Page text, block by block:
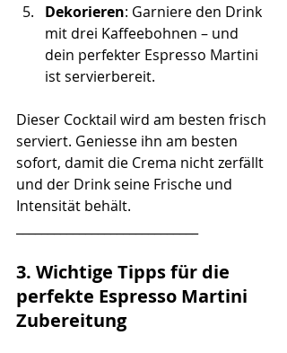
Dekorieren: Garniere den Drink
mit drei Kaffeebohnen – und
dein perfekter Espresso Martini
ist servierbereit.
Dieser Cocktail wird am besten frisch
serviert. Geniesse ihn am besten
sofort, damit die Crema nicht zerfällt
und der Drink seine Frische und
Intensität behält.
3. Wichtige Tipps für die
perfekte Espresso Martini
Zubereitung